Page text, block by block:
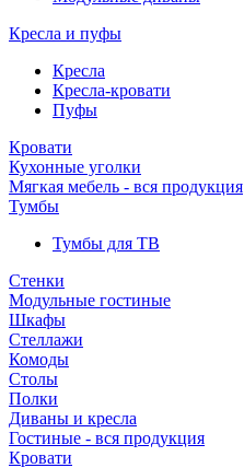
Кресла и пуфы
Кресла
Кресла-кровати
Пуфы
Кровати
Кухонные уголки
Мягкая мебель - вся продукция
Тумбы
Тумбы для ТВ
Стенки
Модульные гостиные
Шкафы
Стеллажи
Комоды
Столы
Полки
Диваны и кресла
Гостиные - вся продукция
Кровати